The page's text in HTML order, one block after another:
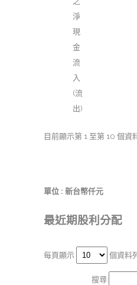
淨
現
金
流
入
(流
出)
目前顯示第 1 至第 10 個資
單位 : 新台幣仟元
最近期股利分配
每頁顯示 個資料
搜尋: